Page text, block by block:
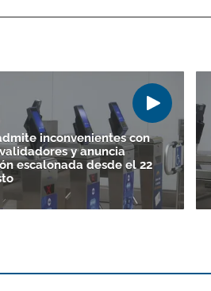
inconvenientes con
y anuncia
escalonada desde el 22